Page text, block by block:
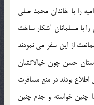
را با خاندان محمد صلى
را با مسلمانان آشكار ساخت
از اين سفر مى نمودند
حسن چون خيالاتشان
بودند در منع مسافرت
چنين خواسته و جدم چنين